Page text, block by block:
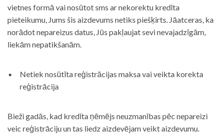
vietnes formā vai nosūtot sms ar nekorektu kredīta
pieteikumu, Jums šis aizdevums netiks piešķirts. Jāatceras, ka
norādot nepareizus datus, Jūs pakļaujat sevi nevajadzīgām,
liekām nepatikšanām.
Netiek nosūtīta reģistrācijas maksa vai veikta korekta
reģistrācija
Bieži gadās, kad kredīta ņēmējs neuzmanības pēc nepareizi
veic reģistrāciju un tas liedz aizdevējam veikt aizdevumu.